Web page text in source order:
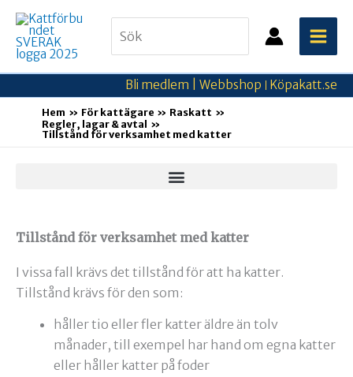
Hoppa
innehåll
for:
Bli medlem | Webbshop Köpakatt.se
Hem För kattägare
Raskatt
Regler, lagar & avtal
Tillstånd för verksamhet med katter
Tillstånd för verksamhet med katter
I vissa fall krävs det tillstånd för att ha katter.
Tillstånd krävs för den som:
håller tio eller fler katter äldre än tolv
månader, till exempel har hand om egna katter
eller håller katter på foder